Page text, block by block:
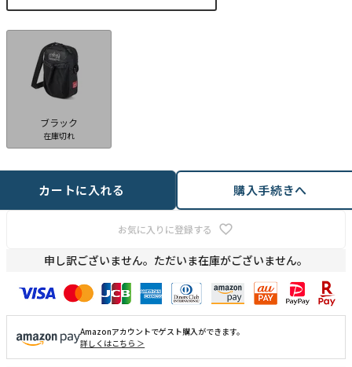
ブラック
在庫切れ
お気に入りに登録する
カートに入れる 購入手続きへ
申し訳ございません。ただいま在庫がございません。
Amazonアカウントでゲスト購入ができます。
詳しくはこちら ＞